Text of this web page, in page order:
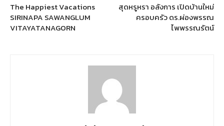
The Happiest Vacations
SIRINAPA SAWANGLUM
VITAYATANAGORN
สุดหรูหรา อลังการ เปิดบ้านใหม่
ครอบครัว ดร.ผ่องพรรณ
ไพพรรณรัตน์